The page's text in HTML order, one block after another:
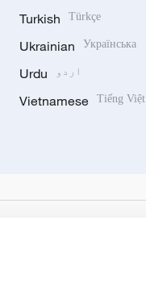
Turkish Türkçe
Ukrainian Українська
Urdu اردو
Vietnamese Tiếng Việt